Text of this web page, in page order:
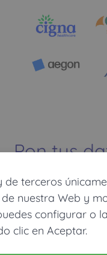
terceros
nuestra Web y
configurar o
clic en Aceptar.
Pon tus
dinero